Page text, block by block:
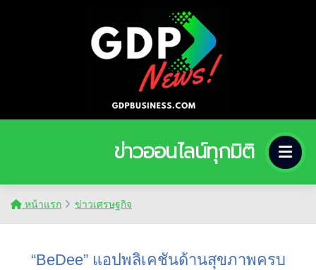
ข่าวออนไลน์ทุกมิติ
หน้าแรก ข่าวเศรษฐกิจ
“BeDee” แอปพลิเคชันด้านสุขภาพครบ